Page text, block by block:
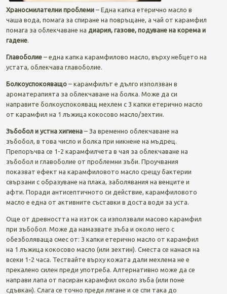
Храносмилателни проблеми– Една капка етерично масло в
чаша вода, помага за спиране на повръщане, а чай от карамфил
помага за облекчаване на диария, газове, подуване на корема и
гадене.
Главоболие– една капка карамфилово масло, върху небцето на
устата, облекчава главоболиe.
Болкоуспокояващо– карамфилът е дълго използван в
ароматерапията за облекчаване на болка. Може да си
направите болкоуспокояващ мехлем с 3 капки етерично масло
от карамфил на 1 лъжица кокосово масло/зехтин.
Зъбобол и устна хигиена– За временно облекчаване на
зъбобол, в това число и болка при никнене на мъдрец.
Препоръчва се 1-2 карамфилчета в чая за облекчаване на
зъбобол и главоболие от проблемни зъби. Проучвания
показват ефект на карамфиловото масло срещу бактерии
свързани с образуване на плака, заболявания на венците и
афти. Поради антисептичното си действие, карамфиловото
масло е една от активните съставки в доста води за уста.
Още от древността на изток са използвали масово карамфил
при зъбобол. Може да намазвате зъба и около него с
обезболяваща смес от: 3 капки етерично масло от карамфил
на 1 лъжица кокосово масло (или зехтин). Сместа се нанася на
всеки 1-2 часа. Тествайте върху кожата дали мехлема не е
прекалено силен преди употреба. Алтернативно може да се
направи лапа от пасиран карамфил около зъба (или поне
сдъвкан). Слага се точно преди лягане и се спи така до